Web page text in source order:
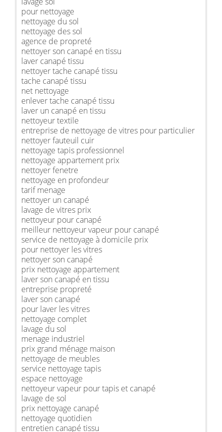
pour nettoyage
nettoyage du sol
nettoyage des sol
agence de propreté
nettoyer son canapé en tissu
laver canapé tissu
nettoyer tache canapé tissu
tache canapé tissu
net nettoyage
enlever tache canapé tissu
laver un canapé en tissu
nettoyeur textile
entreprise de nettoyage de vitres pour particulier
nettoyer fauteuil cuir
nettoyage tapis professionnel
nettoyage appartement prix
nettoyer fenetre
nettoyage en profondeur
tarif menage
nettoyer un canapé
lavage de vitres prix
nettoyeur pour canapé
meilleur nettoyeur vapeur pour canapé
service de nettoyage à domicile prix
pour nettoyer les vitres
nettoyer son canapé
prix nettoyage appartement
laver son canapé en tissu
entreprise propreté
laver son canapé
pour laver les vitres
nettoyage complet
lavage du sol
menage industriel
prix grand ménage maison
nettoyage de meubles
service nettoyage tapis
espace nettoyage
nettoyeur vapeur pour tapis et canapé
lavage de sol
prix nettoyage canapé
nettoyage quotidien
entretien canapé tissu